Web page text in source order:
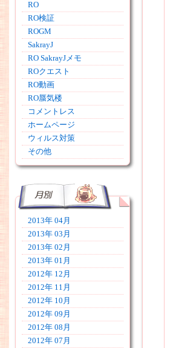
RO
RO検証
ROGM
SakrayJ
RO SakrayJメモ
ROクエスト
RO動画
RO蜃気楼
コメントレス
ホームページ
ウィルス対策
その他
2013年 04月
2013年 03月
2013年 02月
2013年 01月
2012年 12月
2012年 11月
2012年 10月
2012年 09月
2012年 08月
2012年 07月